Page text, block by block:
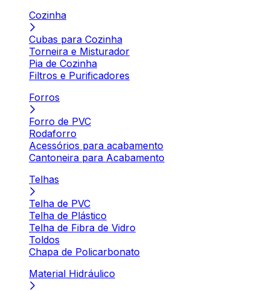
Cozinha
Cubas para Cozinha
Torneira e Misturador
Pia de Cozinha
Filtros e Purificadores
Forros
Forro de PVC
Rodaforro
Acessórios para acabamento
Cantoneira para Acabamento
Telhas
Telha de PVC
Telha de Plástico
Telha de Fibra de Vidro
Toldos
Chapa de Policarbonato
Material Hidráulico